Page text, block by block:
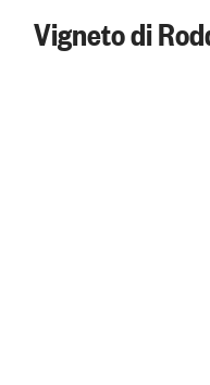
Vigneto di